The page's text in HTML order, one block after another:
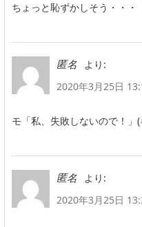
ちょっと恥ずかしそう・・・
匿名
より:
2020年3月25日
モ「私、失敗しないので！」
匿名
より:
2020年3月25日